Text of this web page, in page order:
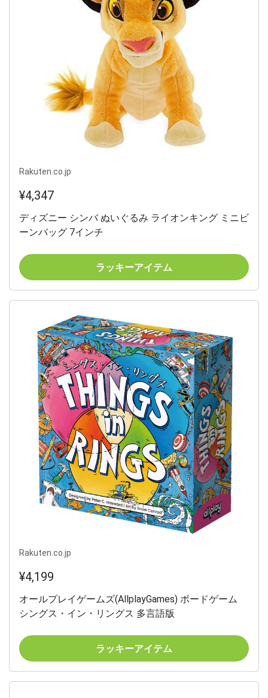
Rakuten.co.jp
¥4,347
ディズニー シンバ ぬいぐるみ ライオンキング ミニビ
ーンバッグ 7インチ
ラッキーアイテム
Rakuten.co.jp
¥4,199
オールプレイゲームズ(AllplayGames) ボードゲーム
シングス・イン・リングス 多言語版
ラッキーアイテム